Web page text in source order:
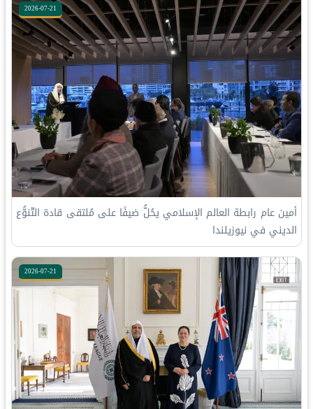
2026-07-21
أمين عام رابطة العالم الإسلامي يحُلُّ ضيفًا على مُلتقى قادة التّنوُّع
الديني في نيوزيلندا
2026-07-21